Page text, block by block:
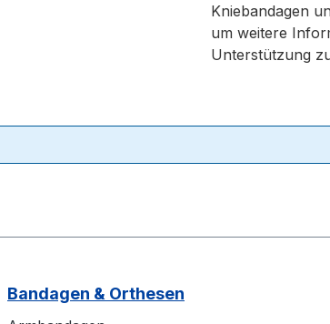
Kniebandagen
um weitere
Unterstützung
Bandagen & Orthesen